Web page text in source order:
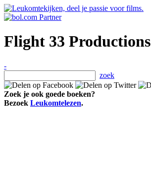
Flight 33 Productions
-
zoek
Zoek je ook goede boeken?
Bezoek Leukomtelezen.